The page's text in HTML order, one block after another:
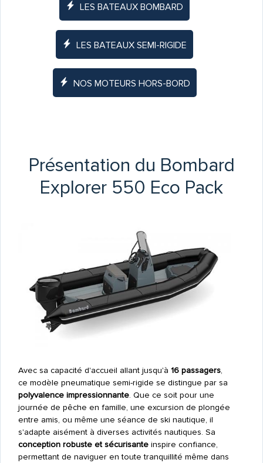
LES BATEAUX BOMBARD
LES BATEAUX SEMI-RIGIDE
NOS MOTEURS HORS-BORD
Présentation du Bombard
Explorer 550 Eco Pack
Avec sa capacité d'accueil allant jusqu'à 16 passagers,
ce modèle pneumatique semi-rigide se distingue par sa
polyvalence impressionnante. Que ce soit pour une
journée de pêche en famille, une excursion de plongée
entre amis, ou même une séance de ski nautique, il
s'adapte aisément à diverses activités nautiques. Sa
conception robuste et sécurisanteinspire confiance,
permettant de naviguer en toute tranquillité même dans